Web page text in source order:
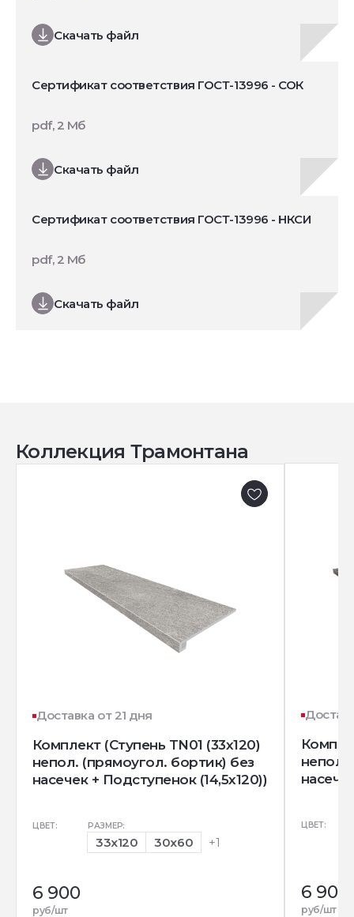
Скачать файл
Сертификат соответствия ГОСТ-13996 - СОК
Скачать файл
pdf, 2 Мб
Сертификат соответствия ГОСТ-13996 - НКСИ
Скачать файл
pdf, 2 Мб
Коллекция Трамонтана
Доставка от 21 дня
Комплект (Ступень TN01 (33x120)
непол. (прямоугол. бортик) без
насечек + Подступенок (14,5x120))
ЦВЕТ: РАЗМЕР:
33x120 30x60 +1
6 900
руб/шт
непол.
ЦВЕТ:
6 900
руб/шт